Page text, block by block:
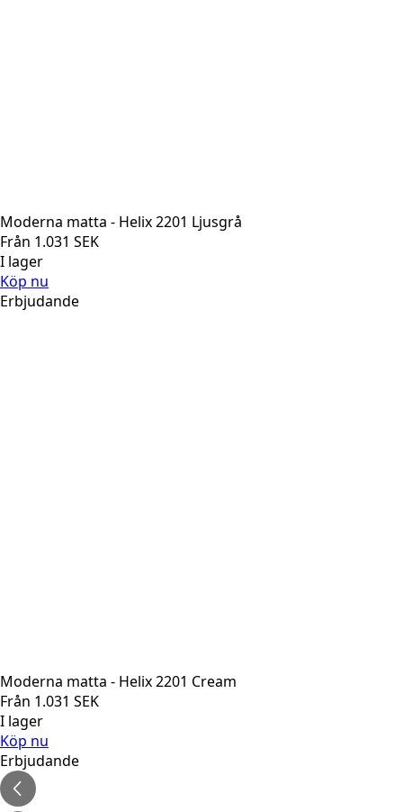
Moderna matta - Helix 2201 Ljusgrå
Från 1.031 SEK
I lager
Köp nu
Erbjudande
Moderna matta - Helix 2201 Cream
Från 1.031 SEK
I lager
Köp nu
Erbjudande